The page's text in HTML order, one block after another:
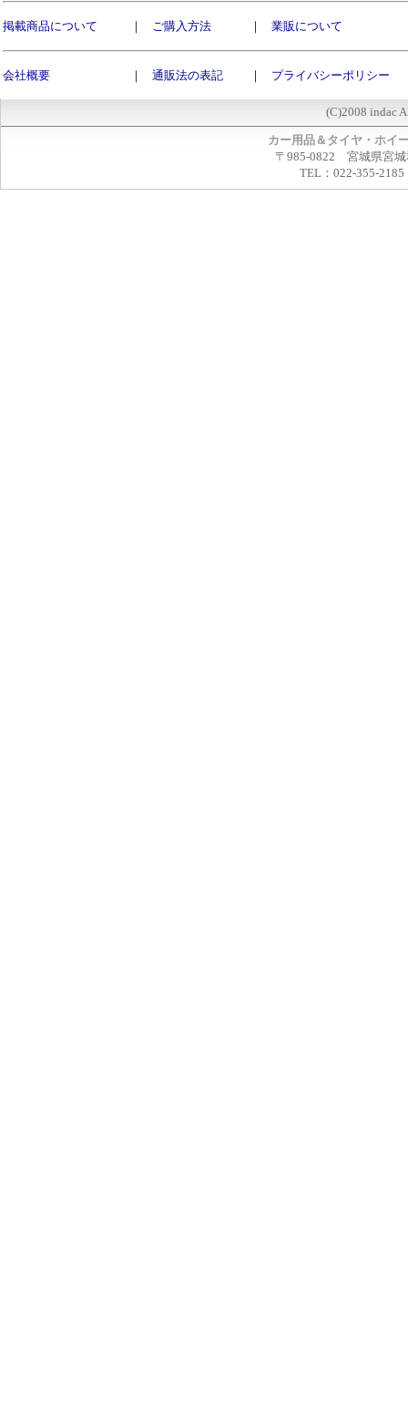
掲載商品について ｜ ご購入方法 ｜ 業販について
会社概要 ｜ 通販法の表記 ｜ プライバシーポリシー
(C)2008 indac
カー用品＆タイヤ・ホイ
〒985-0822 宮城県宮城
TEL：022-355-